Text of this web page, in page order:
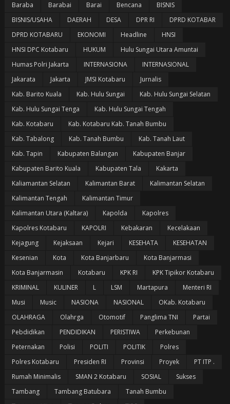
Baraba
Barabai Barai Bencana
BISNIS
BISNIS/USAHA
DAERAH DESA DPR RI
DPRD KOTABAR
DPRD KOTABARU
EKONOMI Headline
HNSI
HNSI DPC Kotabaru
HUKUM
Hulu Sungai Utara Amuntai
Humas Polri Jakarta
INTERNASIONA
INTERNASIONAL
Jakarata
Jakarta JMSI Kotabaru
Jurnalis
Kab. Barito Kuala
Kab. Hulu Sungai
Kab. Hulu Sungai Selatan
Kab. Hulu Sungai Tenga
Kab. Hulu Sungai Tengah
Kab. Kotabaru
Kab. Kotabaru Kab. Tanah Bumbu
Kab. Tabalong
Kab. Tanah Bumbu
Kab. Tanah Laut
Kab. Tapin
Kabupaten Balangan
Kabupaten Banjar
Kabupaten Barito Kuala
Kabupaten Tala
Kakarta
Kaliamantan Selatan
Kalimantan Barat
Kalimantan Selatan
Kalimantan Tengah
Kalimantan Timur
Kalimantan Utara (Kaltara)
Kapolda
Kapolres
Kapolres Kotabaru
KAPOLRI Kebakaran
Kecelakaan
Kejagung
Kejaksaan Kejari KESEHATA
KESEHATAN
Kesenian
Kota Kota Banjarbaru
Kota Banjarmasi
Kota Banjarmasin
Kotabaru KPK RI
KPK Tipikor Kotabaru
KRIMINAL
KULINER L LSM Martapura
Menteri RI
Musi
Music NASIONA NASIONAL
OKab. Kotabaru
OLAHRAGA
Olahrga Otomotif Panglima TNI
Partai
Pebdidikan
PENDIDIKAN PERISTIWA
Perkebunan
Peternakan
Polisi POLITI POLITIK
Polres
Polres Kotabaru
Presiden RI Provinsi Proyek
PT ITP .
Rumah Minimalis
SMAN 2 Kotabaru SOSIAL
Sukses
Tambang
Tambang Batubara
Tanah Bumbu